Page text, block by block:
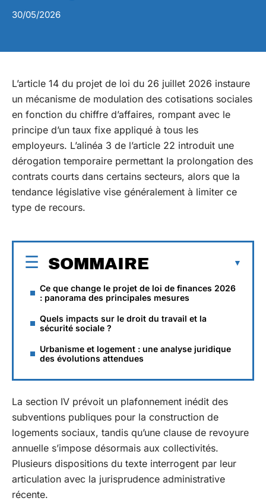
30/05/2026
L’article 14 du projet de loi du 26 juillet 2026 instaure
un mécanisme de modulation des cotisations sociales
en fonction du chiffre d’affaires, rompant avec le
principe d’un taux fixe appliqué à tous les
employeurs. L’alinéa 3 de l’article 22 introduit une
dérogation temporaire permettant la prolongation des
contrats courts dans certains secteurs, alors que la
tendance législative vise généralement à limiter ce
type de recours.
SOMMAIRE
Ce que change le projet de loi de finances 2026
: panorama des principales mesures
Quels impacts sur le droit du travail et la
sécurité sociale ?
Urbanisme et logement : une analyse juridique
des évolutions attendues
La section IV prévoit un plafonnement inédit des
subventions publiques pour la construction de
logements sociaux, tandis qu’une clause de revoyure
annuelle s’impose désormais aux collectivités.
Plusieurs dispositions du texte interrogent par leur
articulation avec la jurisprudence administrative
récente.